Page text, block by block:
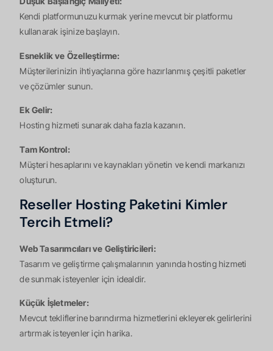
Kendi platformunuzu kurmak yerine mevcut bir platformu
kullanarak işinize başlayın.
Esneklik ve Özelleştirme:
Müşterilerinizin ihtiyaçlarına göre hazırlanmış çeşitli paketler
ve çözümler sunun.
Ek Gelir:
Hosting hizmeti sunarak daha fazla kazanın.
Tam Kontrol:
Müşteri hesaplarını ve kaynakları yönetin ve kendi markanızı
oluşturun.
Reseller Hosting Paketini Kimler
Tercih Etmeli?
Web Tasarımcıları ve Geliştiricileri:
Tasarım ve geliştirme çalışmalarının yanında hosting hizmeti
de sunmak isteyenler için idealdir.
Küçük İşletmeler:
Mevcut tekliflerine barındırma hizmetlerini ekleyerek gelirlerini
artırmak isteyenler için harika.